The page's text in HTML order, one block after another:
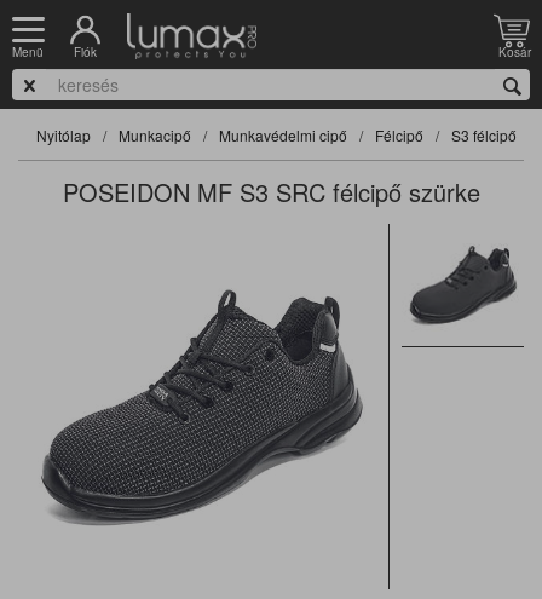
Menü Fiók Kosár
Nyitólap Munkacipő Munkavédelmi cipő Félcipő S3 félcipő
POSEIDON MF S3 SRC félcipő szürke